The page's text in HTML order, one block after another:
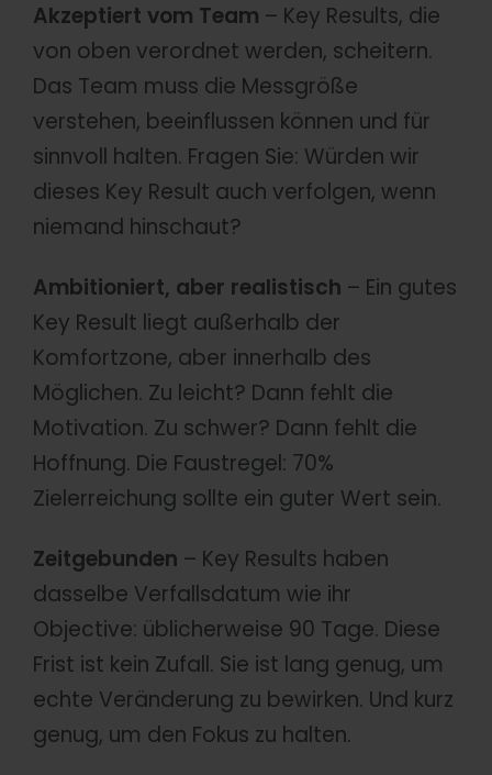
Akzeptiert vom Team – Key Results, die
von oben verordnet werden, scheitern.
Das Team muss die Messgröße
verstehen, beeinflussen können und für
sinnvoll halten. Fragen Sie: Würden wir
dieses Key Result auch verfolgen, wenn
niemand hinschaut?
Ambitioniert, aber realistisch – Ein gutes
Key Result liegt außerhalb der
Komfortzone, aber innerhalb des
Möglichen. Zu leicht? Dann fehlt die
Motivation. Zu schwer? Dann fehlt die
Hoffnung. Die Faustregel: 70%
Zielerreichung sollte ein guter Wert sein.
Zeitgebunden – Key Results haben
dasselbe Verfallsdatum wie ihr
Objective: üblicherweise 90 Tage. Diese
Frist ist kein Zufall. Sie ist lang genug, um
echte Veränderung zu bewirken. Und kurz
genug, um den Fokus zu halten.